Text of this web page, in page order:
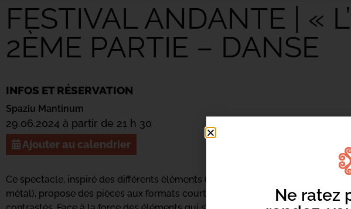
FESTIVAL ANDANTE | «
2ÈME PARTIE – DANSE
INFOS ET RÉSERVATION
Spaziu Mantinum
29.06.2024 à partir de 21 h 30
Ajouter au calendrier
Ce spectacle, inspiré des différents éléments (Terre, Eau, Air et Feu, auxquels
métal), propose des pièces aux formats courts permettant de traverser
Ne ratez